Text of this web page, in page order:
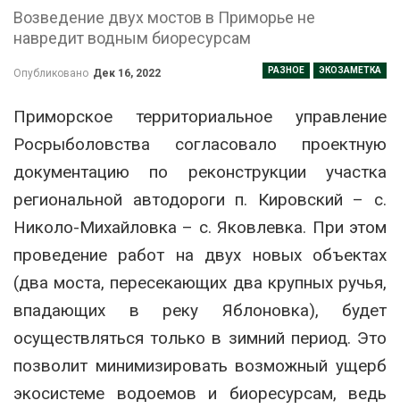
Возведение двух мостов в Приморье не
навредит водным биоресурсам
РАЗНОЕ ЭКОЗАМЕТКА
Опубликовано Дек 16, 2022
Приморское территориальное управление
Росрыболовства согласовало проектную
документацию по реконструкции участка
региональной автодороги п. Кировский – с.
Николо-Михайловка – с. Яковлевка. При этом
проведение работ на двух новых объектах
(два моста, пересекающих два крупных ручья,
впадающих в реку Яблоновка), будет
осуществляться только в зимний период. Это
позволит минимизировать возможный ущерб
экосистеме водоемов и биоресурсам, ведь